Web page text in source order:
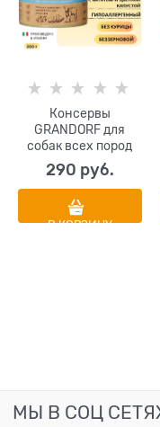
Консервы
GRANDORF для
собак всех пород
Паштет из
говядины с бататом
и цветной капустой
290 руб.
В КОРЗИНУ
МЫ В СОЦ